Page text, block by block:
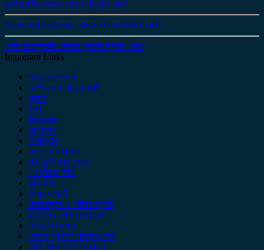
অটোম্যাটিক সোলার প্যানেল ক্লিনিং রোবট
সিঙ্গেল-অ্যাক্সিস ট্র্যাকার সোলার প্যানেল ক্লিনিং রোবট
সেমি-অটোম্যাটিক সোলার প্যানেল ক্লিনিং রোবট
Important Links
আমাদের সম্পর্কে
অংশীদার ও বিনিয়োগকারী
প্রকল্প
ব্লগ
Insights
যোগাযোগ
সাইটম্যাপ
আমাদের প্রযুক্তি
AI ইন্টেলিজেন্স স্তর
গোপনীয়তা নীতি
কুকি নীতি
সেবার শর্তাবলী
পারফরম্যান্স ও পরীক্ষা পদ্ধতি
ইউটিলিটি সোলার অপারেশন
আমাদের সমাধান
সোলার প্যানেল পরিষ্কার সেবা
রোবট মূল্য গাইড (India)